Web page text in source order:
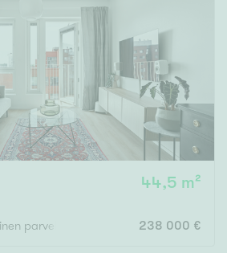
44,5 m²
parveke 238 000 €